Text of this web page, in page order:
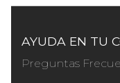
AYUDA EN TU
Preguntas